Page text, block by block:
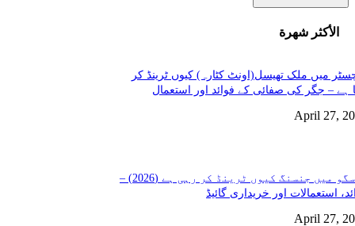
الأكثر شهرة
میں ملک تھیسل(اونٹ کٹارہ) کیوں ٹرینڈ کر
ہے – جگر کی صفائی کے فوائد اور استعمال
April 27,
گلاسگو میں جنسنگ کیوں ٹرینڈ کر رہی ہے (2026) –
استعمالات اور خریداری گائیڈ
April 27,